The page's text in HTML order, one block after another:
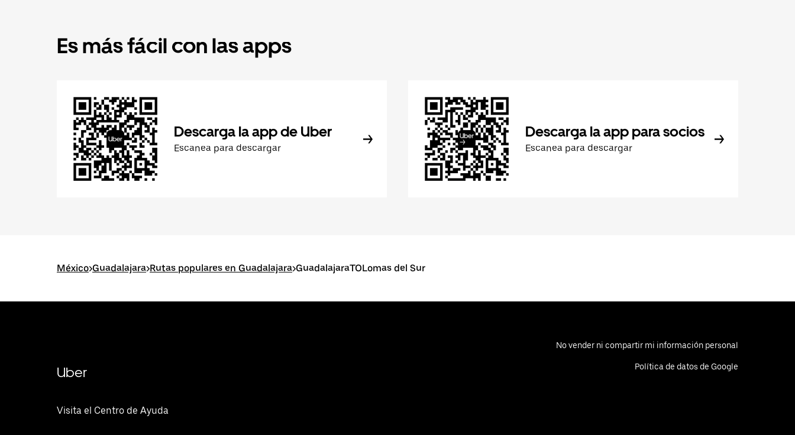
Es más fácil con las apps
Descarga la app de Uber
Escanea para descargar
Descarga la app para socios
Escanea para descargar
México>Guadalajara>Rutas populares en Guadalajara>GuadalajaraTOLomas del Sur
Uber
Visita el Centro de Ayuda
No vender ni compartir mi información personal
Política de datos de Google